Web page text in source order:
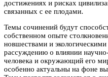
достижениях и рисках
связанных с ее плодами.
Темы сочинений будут
собственном опыте
новшествами и
рассуждению о влиянии
человека и окружающий его
особенно актуальны на фоне